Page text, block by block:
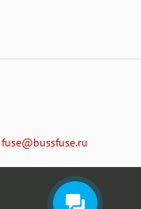
fuse@bussfuse.ru